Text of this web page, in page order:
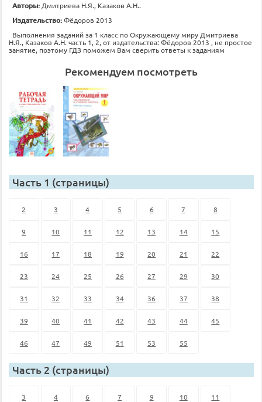
Авторы: Дмитриева Н.Я., Казаков А.Н..
Издательство:Фёдоров 2013
Выполнения заданий за 1 класс по Окружающему миру Дмитриева
Н.Я., Казаков А.Н. часть 1, 2, от издательства: Фёдоров 2013 , не простое
занятие, поэтому ГДЗ поможем Вам сверить ответы к заданиям
Рекомендуем посмотреть
Часть 1 (страницы)
2 3 4 5 6 7 8
9 10 11 12 13 14 15
16 17 18 19 20 21 22
23 24 25 26 27 29 30
31 32 33 34 36 37 38
39 40 41 42 43 44 45
46 47 49 51 53 55
Часть 2 (страницы)
3 4 6 7 9 10 11